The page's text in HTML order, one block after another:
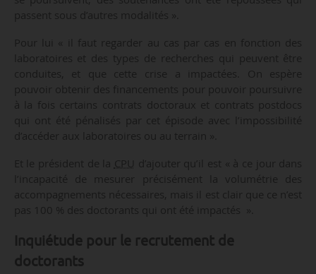
passent sous d’autres modalités ».
Pour lui « il faut regarder au cas par cas en fonction des
laboratoires et des types de recherches qui peuvent être
conduites, et que cette crise a impactées. On espère
pouvoir obtenir des financements pour pouvoir poursuivre
à la fois certains contrats doctoraux et contrats postdocs
qui ont été pénalisés par cet épisode avec l’impossibilité
d’accéder aux laboratoires ou au terrain ».
Et le président de la CPU
d’ajouter qu’il est « à ce jour dans
l’incapacité de mesurer précisément la volumétrie des
accompagnements nécessaires, mais il est clair que ce n’est
pas 100 % des doctorants qui ont été impactés ».
Inquiétude pour le recrutement de
doctorants